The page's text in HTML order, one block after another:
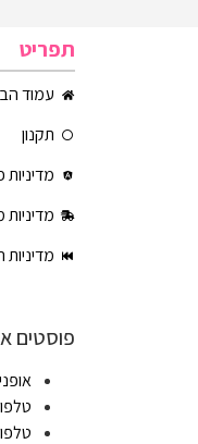
תפריט
עמוד
תקנון
מדיניות
פוסטים